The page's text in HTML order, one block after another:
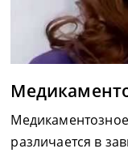
различается в